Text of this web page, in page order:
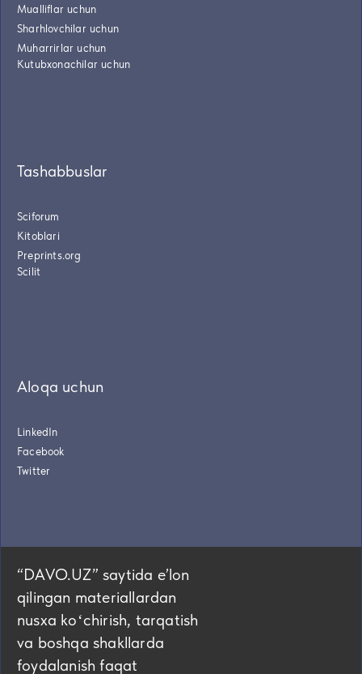
Mualliflar uchun
Sharhlovchilar uchun
Muharrirlar uchun
Kutubxonachilar uchun
Tashabbuslar
Sciforum
Kitoblari
Preprints.org
Scilit
Aloqa uchun
LinkedIn
Facebook
Twitter
“DAVO.UZ” saytida eʼlon
qilingan materiallardan
nusxa koʻchirish, tarqatish
va boshqa shakllarda
foydalanish faqat